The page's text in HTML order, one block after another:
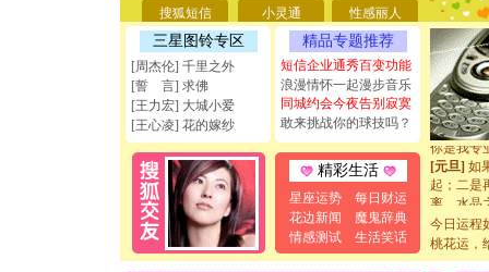
搜狐短信 小灵通 性感丽人
三星图铃专区
[周杰伦] 千里之外
[誓 言] 求佛
[王力宏] 大城小爱
[王心凌] 花的嫁纱
精品专题推荐
短信企业通秀百变功能
浪漫情怀一起漫步音乐
同城约会今夜告别寂寞
敢来挑战你的球技吗？
精彩生活
星座运势
每日财运
花边新闻
魔鬼辞典
情感测试
生活笑话
[圣诞节]
能正大光
天都要快
[圣诞节]
如意,快
[元旦]看
断电。爱
你是我专
[元旦]如
起；二是
离。水晶
泣，这痛
卖了。水
今日运程
桃花运，